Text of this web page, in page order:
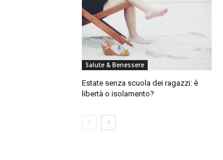
Salute & Benessere
Estate senza scuola dei ragazzi: è
libertà o isolamento?